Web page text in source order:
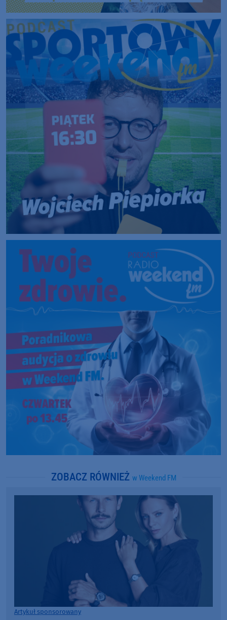
ZOBACZ RÓWNIEŻ w Weekend FM
Artykuł sponsorowany